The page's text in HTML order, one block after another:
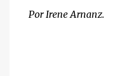
Por Irene Arnanz.